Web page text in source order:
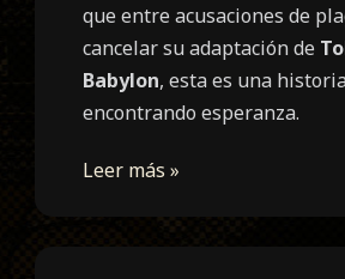
que entre acusaciones de
cancelar su adaptación de
Babylon, esta es una
encontrando esperanza.
Leer más »